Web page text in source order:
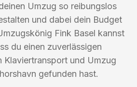
Umzug so reibungslos
und dabei dein Budget
Fink Basel kannst
du einen zuverlässigen
Klaviertransport und Umzug
gefunden hast.